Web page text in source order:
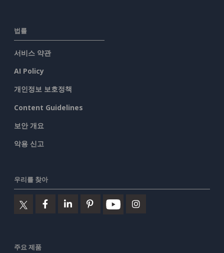
법률
서비스 약관
AI Policy
개인정보 보호정책
Content Guidelines
보안 개요
악용 신고
우리를 찾아
주요 제품